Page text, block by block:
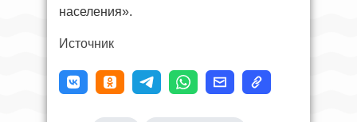
населения».
Источник